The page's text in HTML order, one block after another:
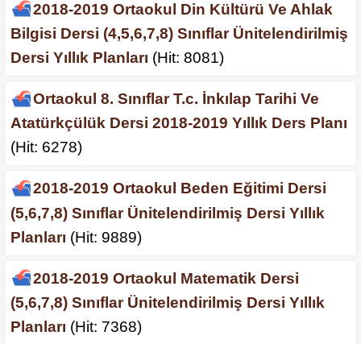
2018-2019 Ortaokul Din Kültürü Ve Ahlak
Bilgisi Dersi (4,5,6,7,8) Sınıflar Ünitelendirilmiş
Dersi Yıllık Planları (Hit: 8081)
Ortaokul 8. Sınıflar T.c. İnkılap Tarihi Ve
Atatürkçülük Dersi 2018-2019 Yıllık Ders Planı
(Hit: 6278)
2018-2019 Ortaokul Beden Eğitimi Dersi
(5,6,7,8) Sınıflar Ünitelendirilmiş Dersi Yıllık
Planları (Hit: 9889)
2018-2019 Ortaokul Matematik Dersi
(5,6,7,8) Sınıflar Ünitelendirilmiş Dersi Yıllık
Planları (Hit: 7368)